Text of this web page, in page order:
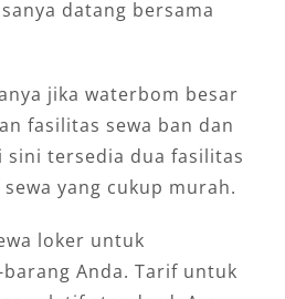
datang bersama
jika waterbom besar
fasilitas sewa ban dan
sini tersedia dua fasilitas
yang cukup murah.
loker untuk
Anda. Tarif untuk